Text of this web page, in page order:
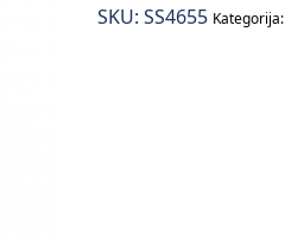
količina
SKU: SS4655 Kategorija: